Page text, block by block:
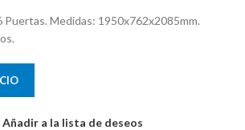
Puertas. Medidas: 1950x762x2085mm.
Añadir a la lista de deseos